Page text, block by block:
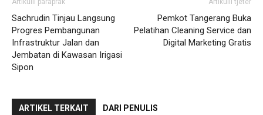
Artikulli paraprak
Sachrudin Tinjau Langsung
Progres Pembangunan
Infrastruktur Jalan dan
Jembatan di Kawasan Irigasi
Sipon
Artikulli tjetër
Pemkot Tangerang Buka
Pelatihan Cleaning Service dan
Digital Marketing Gratis
ARTIKEL TERKAIT DARI PENULIS